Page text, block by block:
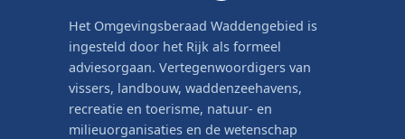
Het Omgevingsberaad Waddengebied is
ingesteld door het Rijk als formeel
adviesorgaan. Vertegenwoordigers van
vissers, landbouw, waddenzeehavens,
recreatie en toerisme, natuur- en
milieuorganisaties en de wetenschap